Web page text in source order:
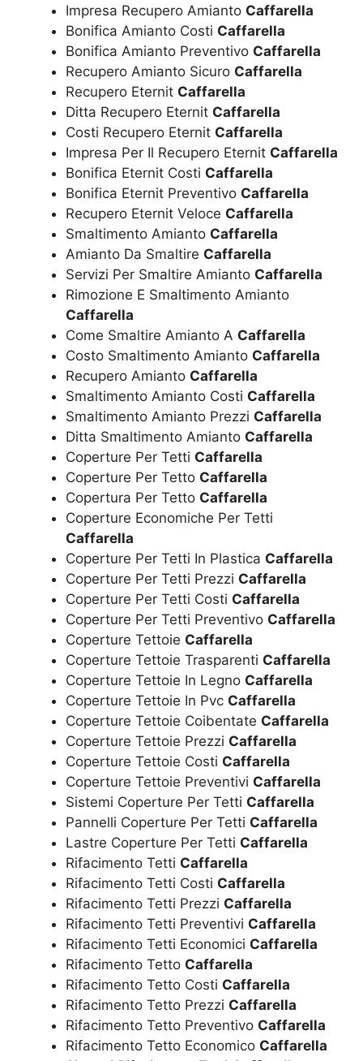
Impresa Recupero Amianto Caffarella
Bonifica Amianto Costi Caffarella
Bonifica Amianto Preventivo Caffarella
Recupero Amianto Sicuro Caffarella
Recupero Eternit Caffarella
Ditta Recupero Eternit Caffarella
Costi Recupero Eternit Caffarella
Impresa Per Il Recupero Eternit Caffarella
Bonifica Eternit Costi Caffarella
Bonifica Eternit Preventivo Caffarella
Recupero Eternit Veloce Caffarella
Smaltimento Amianto Caffarella
Amianto Da Smaltire Caffarella
Servizi Per Smaltire Amianto Caffarella
Rimozione E Smaltimento Amianto
Caffarella
Come Smaltire Amianto A Caffarella
Costo Smaltimento Amianto Caffarella
Recupero Amianto Caffarella
Smaltimento Amianto Costi Caffarella
Smaltimento Amianto Prezzi Caffarella
Ditta Smaltimento Amianto Caffarella
Coperture Per Tetti Caffarella
Coperture Per Tetto Caffarella
Copertura Per Tetto Caffarella
Coperture Economiche Per Tetti
Caffarella
Coperture Per Tetti In Plastica Caffarella
Coperture Per Tetti Prezzi Caffarella
Coperture Per Tetti Costi Caffarella
Coperture Per Tetti Preventivo Caffarella
Coperture Tettoie Caffarella
Coperture Tettoie Trasparenti Caffarella
Coperture Tettoie In Legno Caffarella
Coperture Tettoie In Pvc Caffarella
Coperture Tettoie Coibentate Caffarella
Coperture Tettoie Prezzi Caffarella
Coperture Tettoie Costi Caffarella
Coperture Tettoie Preventivi Caffarella
Sistemi Coperture Per Tetti Caffarella
Pannelli Coperture Per Tetti Caffarella
Lastre Coperture Per Tetti Caffarella
Rifacimento Tetti Caffarella
Rifacimento Tetti Costi Caffarella
Rifacimento Tetti Prezzi Caffarella
Rifacimento Tetti Preventivi Caffarella
Rifacimento Tetti Economici Caffarella
Rifacimento Tetto Caffarella
Rifacimento Tetto Costi Caffarella
Rifacimento Tetto Prezzi Caffarella
Rifacimento Tetto Preventivo Caffarella
Rifacimento Tetto Economico Caffarella